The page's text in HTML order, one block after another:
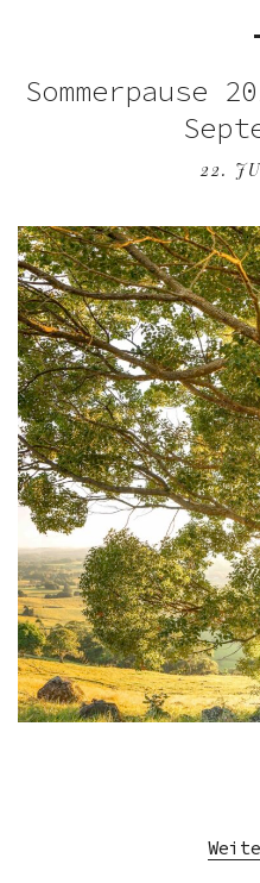
Sommerpause
22.